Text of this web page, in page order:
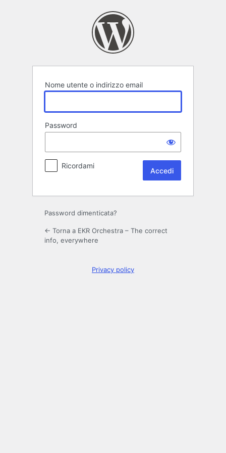
Nome utente o indirizzo email
Password
Ricordami
Password dimenticata?
← Torna a EKR Orchestra – The correct
info, everywhere
Privacy policy